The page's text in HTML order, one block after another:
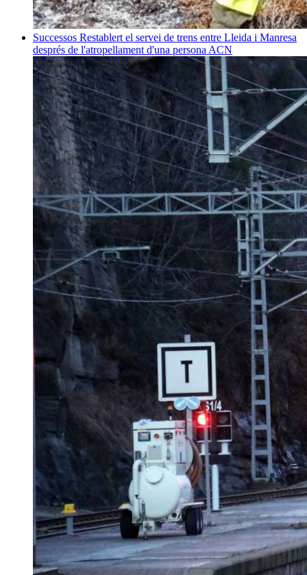
Successos Restablert el servei de trens entre Lleida i Manresa
després de l'atropellament d'una persona ACN